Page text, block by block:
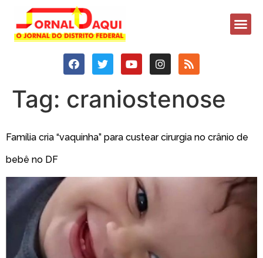
Tag: craniostenose
Família cria “vaquinha” para custear cirurgia no crânio de
bebê no DF